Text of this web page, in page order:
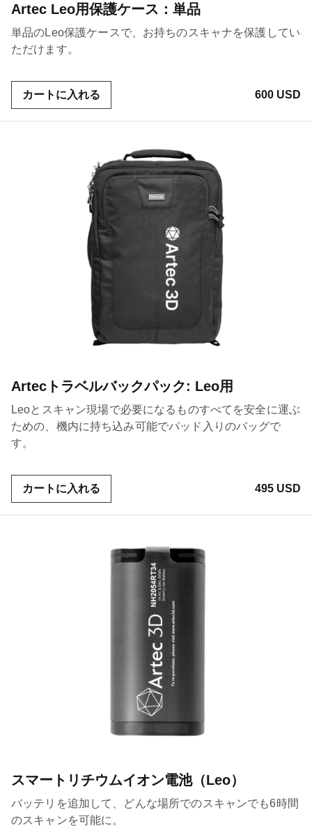
Artec Leo用保護ケース：単品
単品のLeo保護ケースで、お持ちのスキャナを保護してい
ただけます。
カートに入れる 600 USD
Artecトラベルバックパック: Leo用
Leoとスキャン現場で必要になるものすべてを安全に運ぶ
ための、機内に持ち込み可能でパッド入りのバッグで
す。
カートに入れる 495 USD
スマートリチウムイオン電池（Leo）
バッテリを追加して、どんな場所でのスキャンでも6時間
のスキャンを可能に。